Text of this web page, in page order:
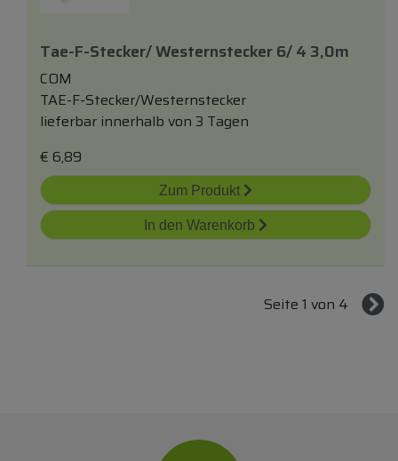
Tae-F-Stecker/ Westernstecker 6/ 4 3,0m
COM
TAE-F-Stecker/Westernstecker
lieferbar innerhalb von 3 Tagen
€ 6,89
Zum Produkt
In den Warenkorb
Seite 1 von 4